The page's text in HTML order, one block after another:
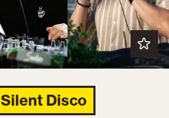
Silent Disco